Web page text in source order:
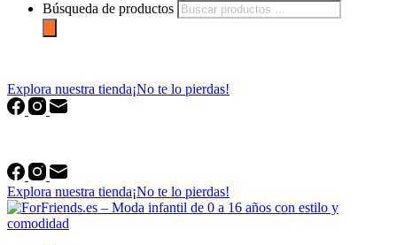
Búsqueda de productos
Explora nuestra tienda¡No te lo pierdas!
Explora nuestra tienda¡No te lo pierdas!